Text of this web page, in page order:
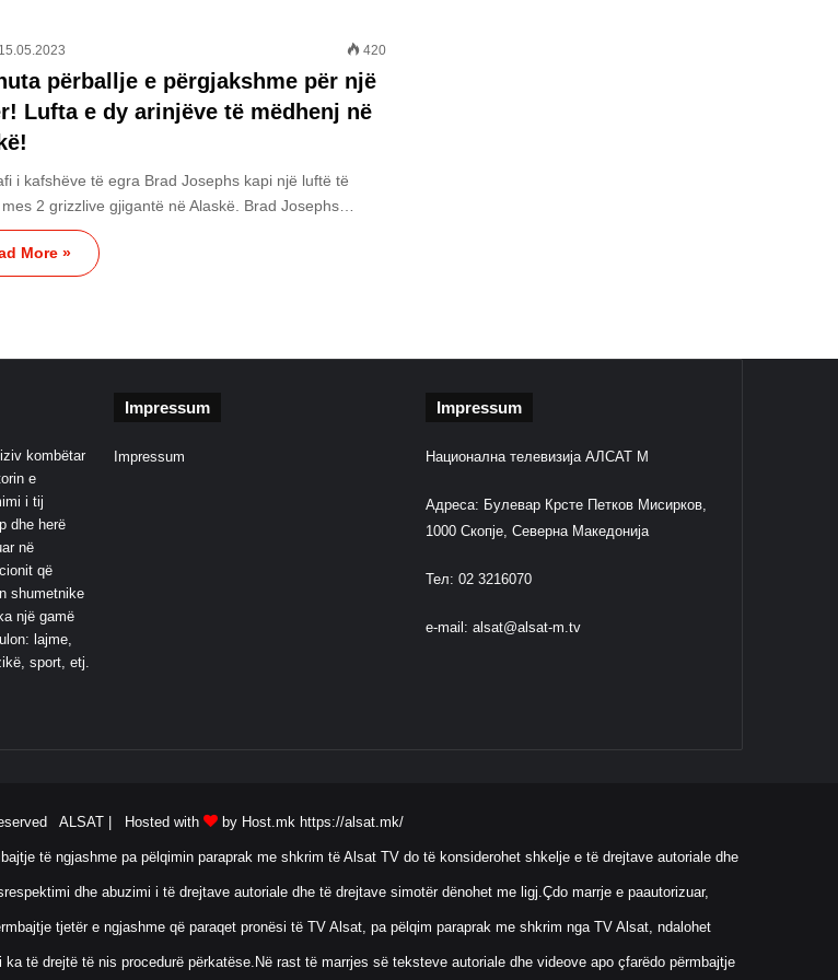
15.05.2023 420
përballje e përgjakshme për një
Lufta e dy arinjëve të mëdhenj në
i kafshëve të egra Brad Josephs kapi një luftë të
2 grizzlive gjigantë në Alaskë. Brad Josephs…
More »
kombëtar
e
i tij
dhe herë
në
që
shumetnike
një gamë
lajme,
sport, etj.
Impressum
Impressum
Impressum
Национална телевизија АЛСАТ М
Адреса: Булевар Крсте Петков Мисирков,
1000 Скопје, Северна Македонија
Тел: 02 3216070
e-mail: alsat@alsat-m.tv
ALSAT | Hosted with by Host.mk https://alsat.mk/
të ngjashme pa pëlqimin paraprak me shkrim të Alsat TV do të konsiderohet shkelje e të drejtave autoriale dhe
dhe abuzimi i të drejtave autoriale dhe të drejtave simotër dënohet me ligj.Çdo marrje e paautorizuar,
tjetër e ngjashme që paraqet pronësi të TV Alsat, pa pëlqim paraprak me shkrim nga TV Alsat, ndalohet
të drejtë të nis procedurë përkatëse.Në rast të marrjes së teksteve autoriale dhe videove apo çfarëdo përmbajtje